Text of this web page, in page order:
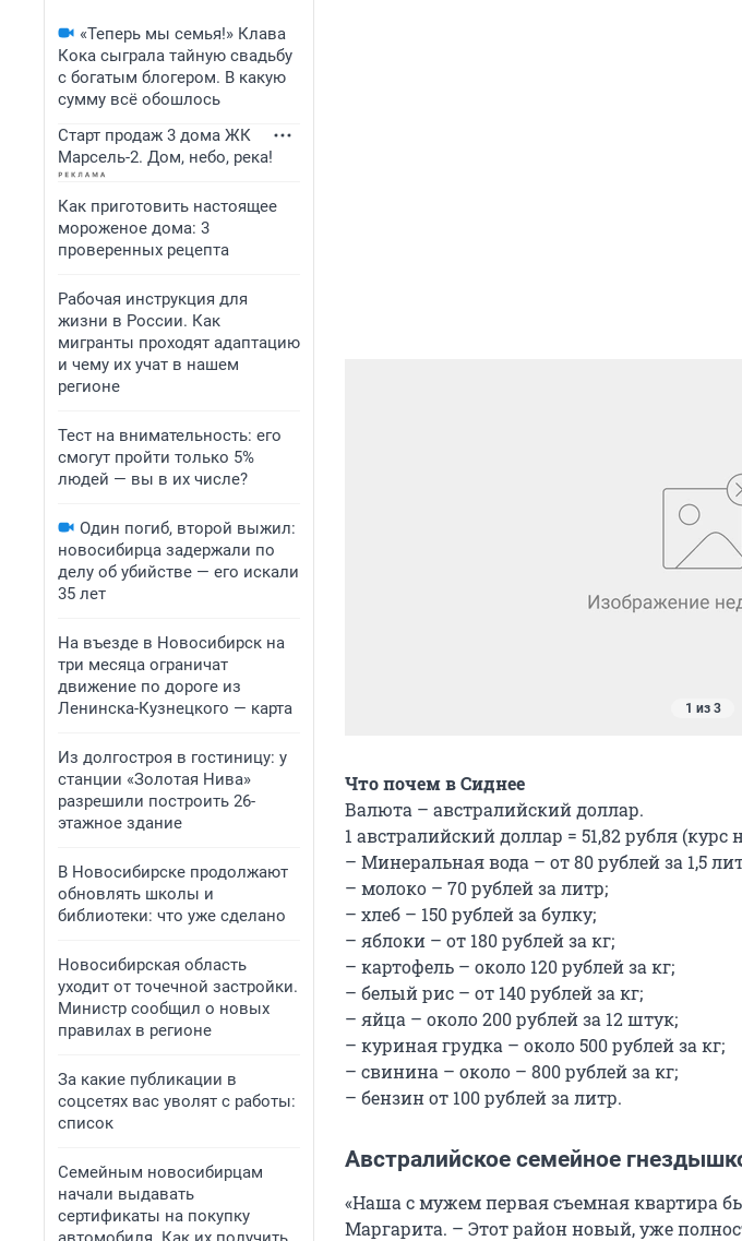
«Теперь мы семья!» Клава
Кока сыграла тайную свадьбу
с богатым блогером. В какую
сумму всё обошлось
Старт продаж 3 дома ЖК
Марсель-2. Дом, небо, река!
Как приготовить настоящее
мороженое дома: 3
проверенных рецепта
Рабочая инструкция для
жизни в России. Как
мигранты проходят адаптацию
и чему их учат в нашем
регионе
Тест на внимательность: его
смогут пройти только 5%
людей — вы в их числе?
Один погиб, второй выжил:
новосибирца задержали по
делу об убийстве — его искали
35 лет
На въезде в Новосибирск на
три месяца ограничат
движение по дороге из
Ленинска-Кузнецкого — карта
Из долгостроя в гостиницу: у
станции «Золотая Нива»
разрешили построить 26-
этажное здание
В Новосибирске продолжают
обновлять школы и
библиотеки: что уже сделано
Новосибирская область
уходит от точечной застройки.
Министр сообщил о новых
правилах в регионе
За какие публикации в
соцсетях вас уволят с работы:
список
Семейным новосибирцам
начали выдавать
сертификаты на покупку
1 из 3
Что почем в Сиднее
Валюта – австралийский доллар.
1 австралийский доллар = 51,82 рубля (курс
– Минеральная вода – от 80 рублей за 1,5
– молоко – 70 рублей за литр;
– хлеб – 150 рублей за булку;
– яблоки – от 180 рублей за кг;
– картофель – около 120 рублей за кг;
– белый рис – от 140 рублей за кг;
– яйца – около 200 рублей за 12 штук;
– куриная грудка – около 500 рублей за кг;
– свинина – около – 800 рублей за кг;
– бензин от 100 рублей за литр.
Австралийское семейное
«Наша с мужем первая съемная квартира
Маргарита. – Этот район новый, уже